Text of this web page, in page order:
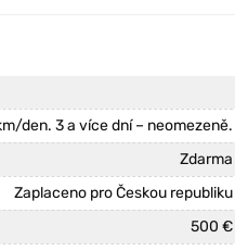
den. 3 a více dní – neomezeně.
Zdarma
Zaplaceno pro Českou republiku
500 €